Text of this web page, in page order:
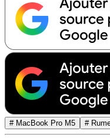
# MacBook Pro M5 #